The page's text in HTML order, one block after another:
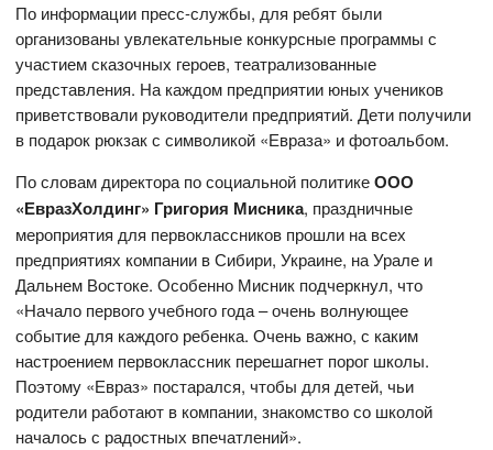
По информации пресс-службы, для ребят были
организованы увлекательные конкурсные программы с
участием сказочных героев, театрализованные
представления. На каждом предприятии юных учеников
приветствовали руководители предприятий. Дети получили
в подарок рюкзак с символикой «Евраза» и фотоальбом.
По словам директора по социальной политикеООО
«ЕвразХолдинг» Григория Мисника, праздничные
мероприятия для первоклассников прошли на всех
предприятиях компании в Сибири, Украине, на Урале и
Дальнем Востоке. Особенно Мисник подчеркнул, что
«Начало первого учебного года – очень волнующее
событие для каждого ребенка. Очень важно, с каким
настроением первоклассник перешагнет порог школы.
Поэтому «Евраз» постарался, чтобы для детей, чьи
родители работают в компании, знакомство со школой
началось с радостных впечатлений».